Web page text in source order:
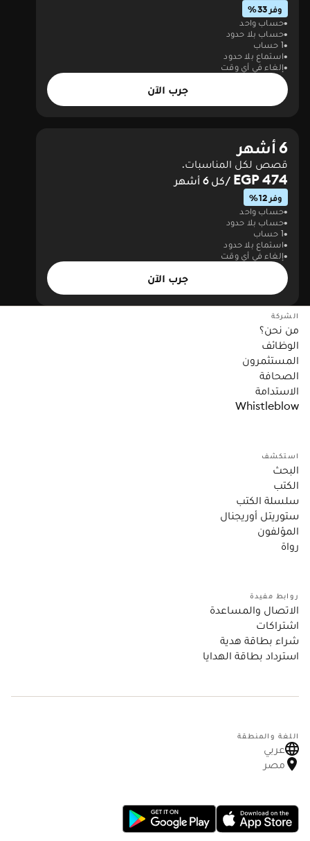
وفر 33%
حساب واحد
حساب بلا حدود
1 حساب
استماع بلا حدود
إلغاء في أي وقت
جرب الآن
6 أشهر
قصص لكل المناسبات.
474 EGP /كل 6 أشهر
وفر 12%
حساب واحد
حساب بلا حدود
1 حساب
استماع بلا حدود
إلغاء في أي وقت
جرب الآن
الشركة
من نحن؟
الوظائف
المستثمرون
الصحافة
الاستدامة
Whistleblow
استكشف
البحث
الكتب
سلسلة الكتب
ستوريتل أوريجنال
المؤلفون
رواة
روابط مفيدة
الاتصال والمساعدة
اشتراكات
شراء بطاقة هدية
استرداد بطاقة الهدايا
اللغة والمنطقة
عربي
مصر